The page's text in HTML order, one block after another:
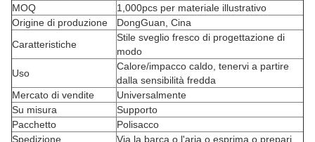
MOQ
1,000pcs per materiale illustrativo
Origine di produzione
DongGuan, Cina
Caratteristiche
Stile sveglio fresco di progettazione di
modo
Uso
Calore/impacco caldo, tenervi a partire
dalla sensibilità fredda
Mercato di vendite
Universalmente
Su misura
Supporto
Pacchetto
Polisacco
Spedizione
Via la barca o l'aria o esprima o prepari